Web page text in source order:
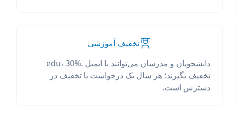
تخفیف آموزشی
دانشجویان و مدرسان می‌توانند با ایمیل .edu، 30%
تخفیف بگیرند؛ هر سال یک درخواست با تخفیف در
دسترس است.